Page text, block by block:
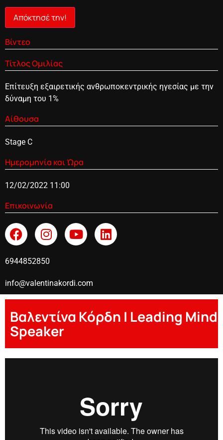
Βαλεντίνα Κόρδη | Leading Mind
Speaker
Απόκτησέ την!
Βίντεο
Τίτλος Ομιλίας
Επίτευξη εξαιρετικής ανθρωποκεντρικής ηγεσίας με την
δύναμη του 1%
Αίθουσα
Stage C
Ημερομηνία και Ώρα
12/02/2022 11:00
Επικοινωνία
6944852850
info@valentinakordi.com